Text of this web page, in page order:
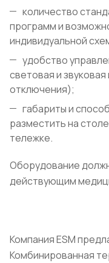
количество
программ и
индивидуальной
удобство
световая и
отключения);
габариты и
разместить на
тележке.
Оборудование
действующим
Компания ESM
Комбинированная